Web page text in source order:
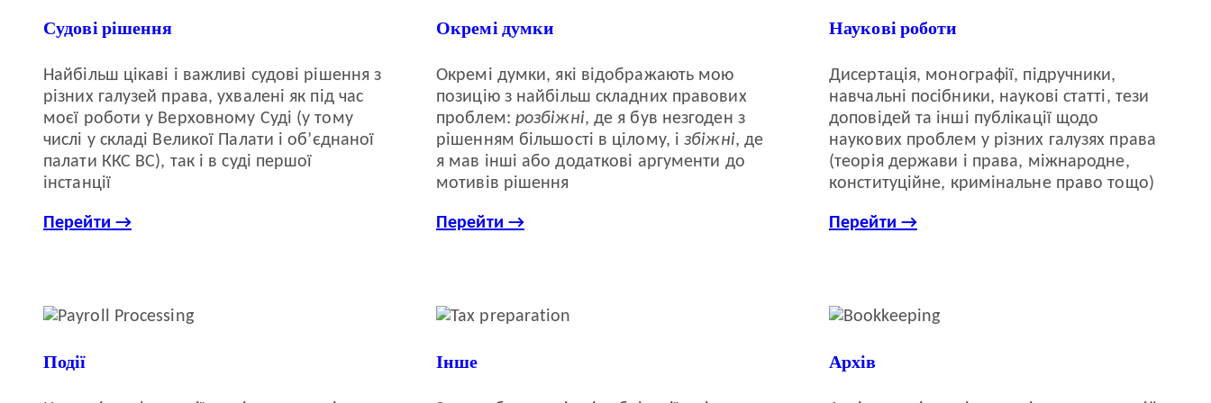
Судові рішення
Найбільш цікаві і важливі судові рішення з
різних галузей права, ухвалені як під час
моєї роботи у Верховному Суді (у тому
числі у складі Великої Палати і об’єднаної
палати ККС ВС), так і в суді першої
інстанції
Перейти →
Окремі думки
Окремі думки, які відображають мою
позицію з найбільш складних правових
проблем: розбіжні, де я був незгоден з
рішенням більшості в цілому, ізбіжні, де
я мав інші або додаткові аргументи до
мотивів рішення
Перейти →
Наукові роботи
Дисертація, монографії, підручники,
навчальні посібники, наукові статті, тези
доповідей та інші публікації щодо
наукових проблем у різних галузях права
(теорія держави і права, міжнародне,
конституційне, кримінальне право тощо)
Перейти →
Події Інше Архів